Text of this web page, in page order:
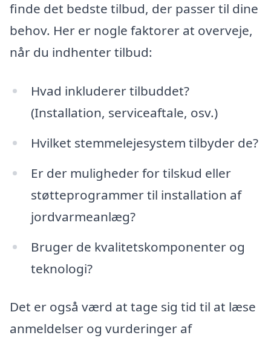
finde det bedste tilbud, der passer til dine
behov. Her er nogle faktorer at overveje,
når du indhenter tilbud:
Hvad inkluderer tilbuddet?
(Installation, serviceaftale, osv.)
Hvilket stemmelejesystem tilbyder de?
Er der muligheder for tilskud eller
støtteprogrammer til installation af
jordvarmeanlæg?
Bruger de kvalitetskomponenter og
teknologi?
Det er også værd at tage sig tid til at læse
anmeldelser og vurderinger af